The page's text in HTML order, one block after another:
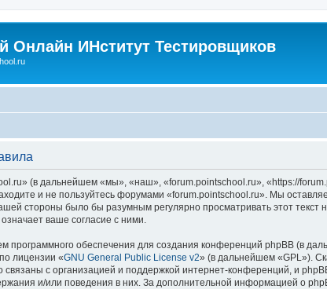
Онлайн ИНститут Тестировщиков
(в дальнейшем «мы», «наш», «forum.pointschool.ru», «https://
и не пользуйтесь форумами «forum.pointschool.ru». Мы
стороны было бы разумным регулярно просматривать этот
ваше согласие с ними.
обеспечения для создания конференций phpBB (в
лицензии «GNU General Public License v2» (в дальнейшем «GPL»).
связаны с организацией и поддержкой интернет-конференций, и
и/или поведения в них. За дополнительной информацией о